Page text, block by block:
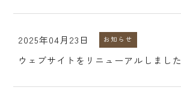
2025年04月23日 お知らせ
ウェブサイトをリニューアルしました